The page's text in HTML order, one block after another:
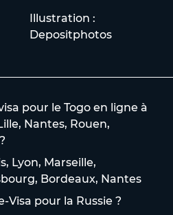
Illustration :
Depositphotos
pour le Togo en ligne à
Nantes, Rouen,
Lyon, Marseille,
Bordeaux, Nantes
pour la Russie ?